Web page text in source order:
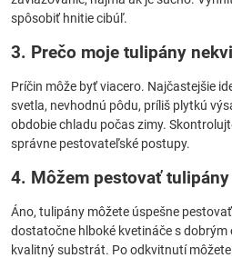
spôsobiť hnitie cibúľ.
3. Prečo moje tulipány
Príčin môže byť viacero. Najčastejšie
svetla, nevhodnú pôdu, príliš plytkú
obdobie chladu počas zimy.
správne pestovateľské postupy.
4. Môžem pestovať
Áno, tulipány môžete úspešne
dostatočne hlboké kvetináče s
kvalitný substrát. Po odkvitnutí